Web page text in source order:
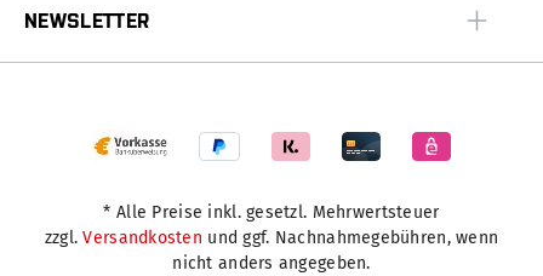
NEWSLETTER
* Alle Preise inkl. gesetzl. Mehrwertsteuer
zzgl.Versandkosten und ggf. Nachnahmegebühren, wenn
nicht anders angegeben.